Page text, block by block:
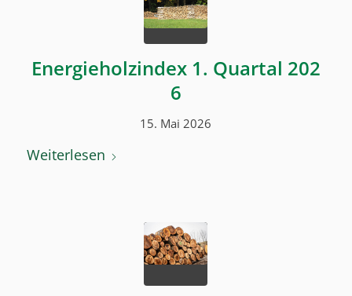
Energieholzindex 1. Quartal 202
6
15. Mai 2026
Weiterlesen